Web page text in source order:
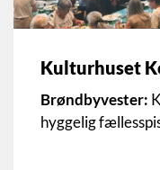
Kulturhuset
Brøndbyvester:
hyggelig